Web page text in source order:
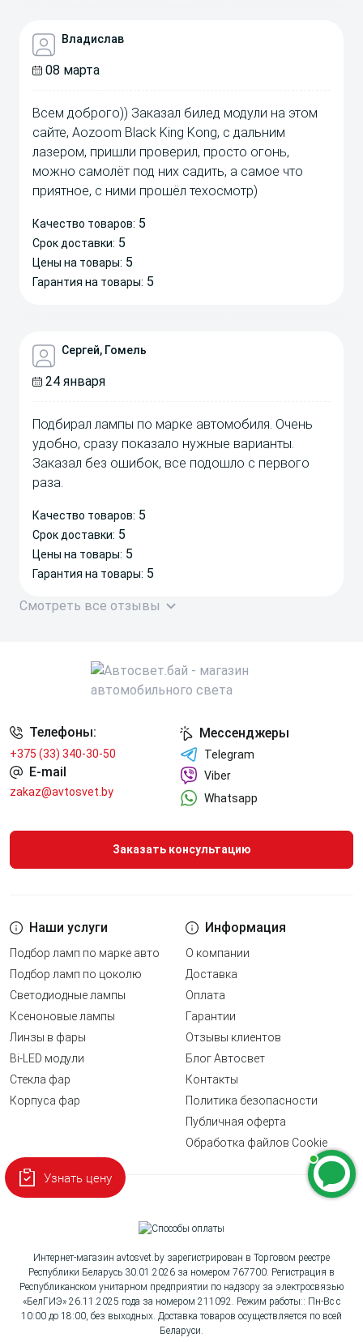
Владислав
08 марта
Всем доброго)) Заказал билед модули на этом
сайте, Aozoom Black King Kong, с дальним
лазером, пришли проверил, просто огонь,
можно самолёт под них садить, а самое что
приятное, с ними прошёл техосмотр)
Качество товаров: 5
Срок доставки: 5
Цены на товары: 5
Гарантия на товары: 5
Сергей, Гомель
24 января
Подбирал лампы по марке автомобиля. Очень
удобно, сразу показало нужные варианты.
Заказал без ошибок, все подошло с первого
раза.
Качество товаров: 5
Срок доставки: 5
Цены на товары: 5
Гарантия на товары: 5
Смотреть все отзывы
Телефоны:
+375 (33) 340-30-50
E-mail
zakaz@avtosvet.by
Мессенджеры
Telegram
Viber
Whatsapp
Заказать консультацию
Наши услуги
Подбор ламп по марке авто
Подбор ламп по цоколю
Светодиодные лампы
Ксеноновые лампы
Линзы в фары
Bi-LED модули
Стекла фар
Корпуса фар
Информация
О компании
Доставка
Оплата
Гарантии
Отзывы клиентов
Блог Автосвет
Контакты
Политика безопасности
Публичная оферта
Обработка файлов Cookie
Интернет-магазин avtosvet.by зарегистрирован в Торговом реестре
Республики Беларусь 30.01.2026 за номером 767700. Регистрация в
Республиканском унитарном предприятии по надзору за электросвязью
«БелГИЭ» 26.11.2025 года за номером 211092. Режим работы:: Пн-Вс с
10:00 до 18:00, без выходных. Доставка товаров осуществляется по всей
Беларуси.
Узнать цену